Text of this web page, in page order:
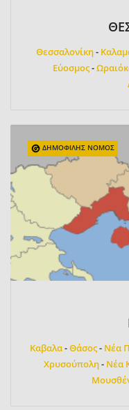
Θεσσαλονίκη-
Εύοσμος-
ΔΗΜΟΦΙΛΗΣ ΝΟΜΟΣ
Καβαλα-Θάσος- Νέα
Χρυσούπολη- Νέα